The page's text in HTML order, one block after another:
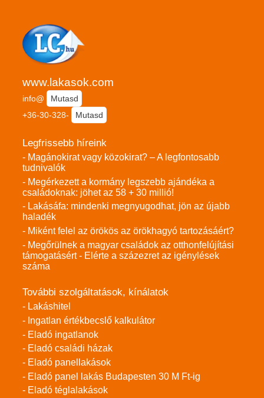
www.lakasok.com
info@
Mutasd
+36-30-328-
Mutasd
Legfrissebb híreink
- Magánokirat vagy közokirat? – A legfontosabb
tudnivalók
- Megérkezett a kormány legszebb ajándéka a
családoknak: jöhet az 58 + 30 millió!
- Lakásáfa: mindenki megnyugodhat, jön az újabb
haladék
- Miként felel az örökös az örökhagyó tartozásáért?
- Megőrülnek a magyar családok az otthonfelújítási
támogatásért - Elérte a százezret az igénylések
száma
További szolgáltatások, kínálatok
- Lakáshitel
- Ingatlan értékbecslő kalkulátor
- Eladó ingatlanok
- Eladó családi házak
- Eladó panellakások
- Eladó panel lakás Budapesten 30 M Ft-ig
- Eladó téglalakások